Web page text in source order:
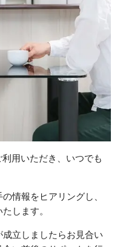
用いただき、いつでも
情報をヒアリングし、
します。
立しましたらお見合い